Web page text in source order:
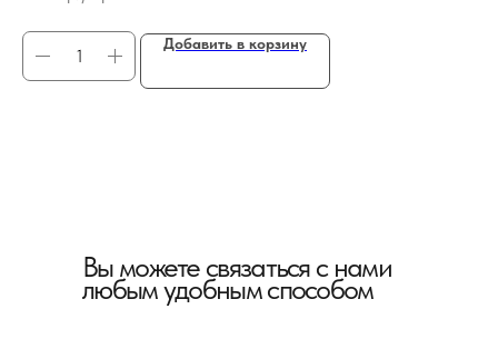
Добавить в корзину
Вы можете связаться с нами
любым удобным способом